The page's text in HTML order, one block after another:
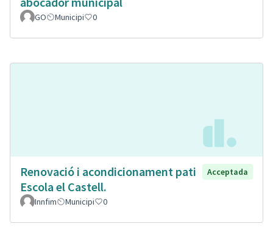
GO Municipi 0
Renovació i acondicionament pati
Escola el Castell.
Acceptada
Innfim Municipi 0